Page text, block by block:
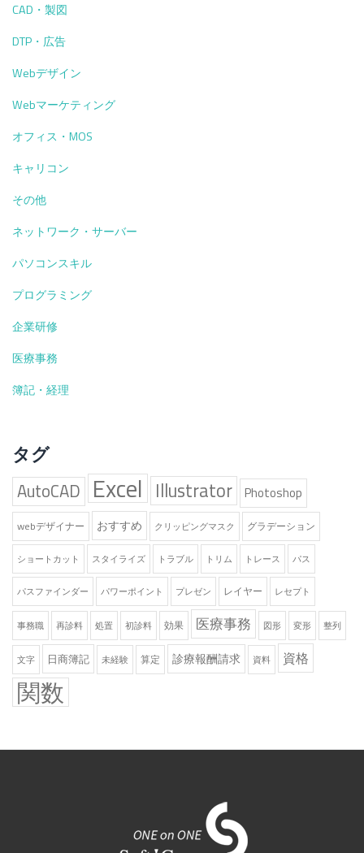
し
て
い
る
必
診
療
報
求！
診
再
診
料
の
定
法
CAD・製図
DTP・広告
Webデザイン
Webマーケティング
オフィス・MOS
キャリコン
その他
ネットワーク・サーバー
パソコンスキル
プログラミング
企業研修
医療事務
簿記・経理
タグ
AutoCAD Excel Illustrator Photoshop
webデザイナー おすすめ クリッピングマスク グラデーション
ショートカット スタイライズ トラブル トリム トレース パス
パスファインダー パワーポイント プレゼン レイヤー レセプト
事務職 再診料 処置 初診料 効果 医療事務 図形 変形 整列
文字 日商簿記 未経験 算定 診療報酬請求 資料 資格
関数